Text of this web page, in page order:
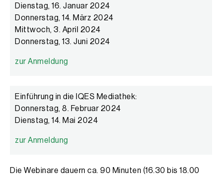
Dienstag, 16. Januar 2024
Donnerstag, 14. März 2024
Mittwoch, 3. April 2024
Donnerstag, 13. Juni 2024
zur Anmeldung
Einführung in die IQES Mediathek:
Donnerstag, 8. Februar 2024
Dienstag, 14. Mai 2024
zur Anmeldung
Die Webinare dauern ca. 90 Minuten (16.30 bis 18.00